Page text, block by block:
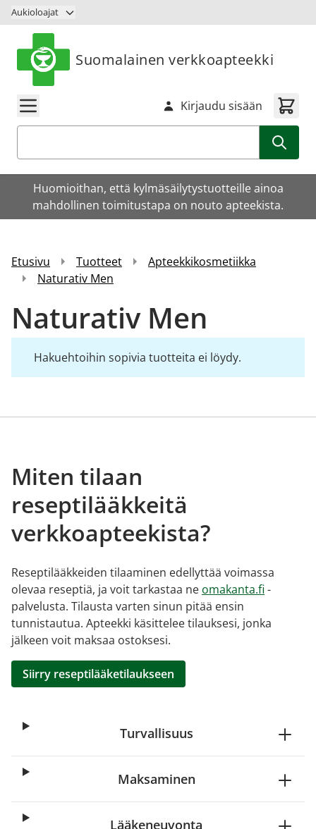
Siirry sisältöön
Aukioloajat
Suomalainen verkkoapteekki
Kirjaudu sisään
Huomioithan, että kylmäsäilytystuotteille ainoa
mahdollinen toimitustapa on nouto apteekista.
Etusivu Tuotteet
Apteekkikosmetiikka
Naturativ Men
Naturativ Men
Hakuehtoihin sopivia tuotteita ei löydy.
Miten tilaan
reseptilääkkeitä
verkkoapteekista?
Reseptilääkkeiden tilaaminen edellyttää voimassa
olevaa reseptiä, ja voit tarkastaa ne omakanta.fi -
palvelusta. Tilausta varten sinun pitää ensin
tunnistautua. Apteekki käsittelee tilauksesi, jonka
jälkeen voit maksaa ostoksesi.
Siirry reseptilääketilaukseen
Turvallisuus
Maksaminen
Lääkeneuvonta